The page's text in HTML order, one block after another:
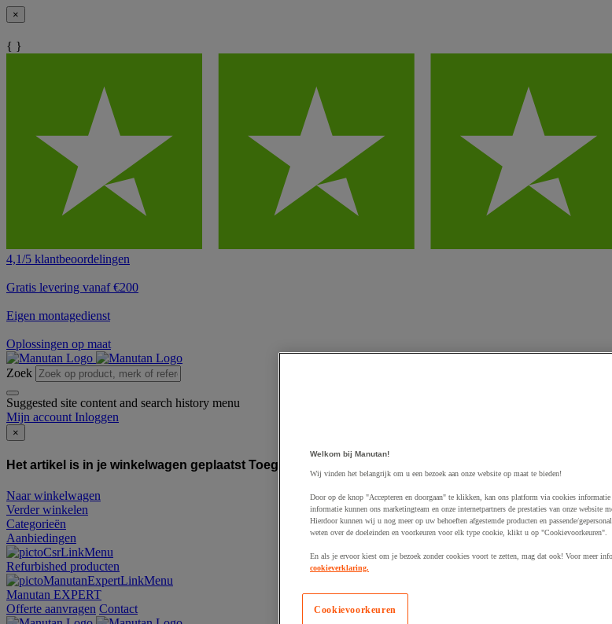
×
{ }
4,1/5 klantbeoordelingen
Gratis levering vanaf €200
Eigen montagedienst
Oplossingen op maat
Zoek
Suggested site content and search history menu
Mijn account Inloggen
×
Het artikel is in je winkelwagen geplaatst Toegevoegd aan winkelwagen
Naar winkelwagen
Verder winkelen
Categorieën
Aanbiedingen
Refurbished producten
Manutan EXPERT
Offerte aanvragen Contact
Welkom bij Manutan!
Wij vinden het belangrijk om u een bezoek aan onze website op maat te bieden!
Door op de knop "Accepteren en doorgaan" te klikken, kan ons platform via cookies
informatie kunnen ons marketingteam en onze internetpartners de prestaties van onze website
Hierdoor kunnen wij u nog meer op uw behoeften afgestemde producten en passende/
weten over de doeleinden en voorkeuren voor elk type cookie, klikt u op "Cookievoorkeuren".
En als je ervoor kiest om je bezoek zonder cookies voort te zetten, mag dat ook! Voor meer
cookieverklaring.
Cookievoorkeuren